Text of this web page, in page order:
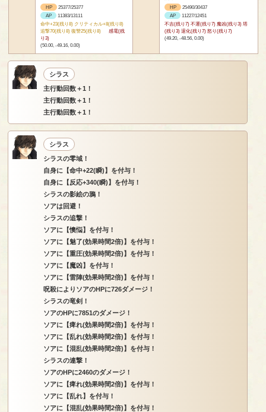
HP
25377/25377
AP
11383/13111
命中+23(残り8) クリティカル+8(残り8)
追撃70(残り8) 復讐25(残り8)
感電(残
り3)
(50.00, -49.16, 0.00)
HP
25490/30437
AP
11227/12451
不吉(残り7) 不運(残り7) 魔凶(残り3) 塔
(残り3) 退化(残り7) 怒り(残り7)
(49.20, -48.56, 0.00)
シラス
主行動回数＋1！
主行動回数＋1！
主行動回数＋1！
シラス
シラスの零域！
自身に【命中+22(瞬)】を付与！
自身に【反応+340(瞬)】を付与！
シラスの影絵の鴉！
ソアは回避！
シラスの追撃！
ソアに【懊悩】を付与！
ソアに【魅了(効果時間2倍)】を付与！
ソアに【重圧(効果時間2倍)】を付与！
ソアに【魔凶】を付与！
ソアに【雷陣(効果時間2倍)】を付与！
呪殺によりソアのHPに726ダメージ！
シラスの竜剣！
ソアのHPに7851のダメージ！
ソアに【痺れ(効果時間2倍)】を付与！
ソアに【乱れ(効果時間2倍)】を付与！
ソアに【混乱(効果時間2倍)】を付与！
シラスの連撃！
ソアのHPに2460のダメージ！
ソアに【痺れ(効果時間2倍)】を付与！
ソアに【乱れ】を付与！
ソアに【混乱(効果時間2倍)】を付与！